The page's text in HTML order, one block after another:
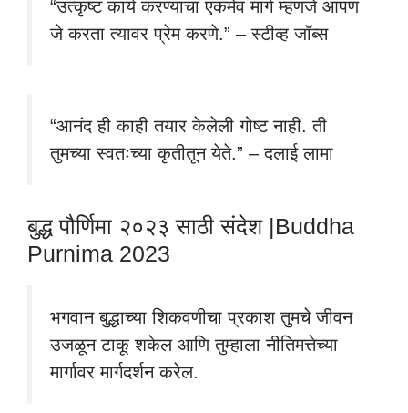
“उत्कृष्ट कार्य करण्याचा एकमेव मार्ग म्हणजे आपण
जे करता त्यावर प्रेम करणे.” – स्टीव्ह जॉब्स
“आनंद ही काही तयार केलेली गोष्ट नाही. ती
तुमच्या स्वतःच्या कृतीतून येते.” – दलाई लामा
बुद्ध पौर्णिमा २०२३ साठी संदेश |Buddha
Purnima 2023
भगवान बुद्धाच्या शिकवणीचा प्रकाश तुमचे जीवन
उजळून टाकू शकेल आणि तुम्हाला नीतिमत्तेच्या
मार्गावर मार्गदर्शन करेल.